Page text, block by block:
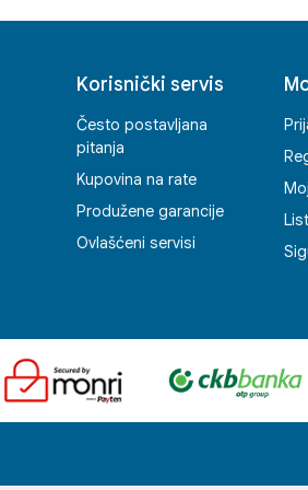
Korisnički servis
Često postavljana
pitanja
Kupovina na rate
Produžene garancije
Ovlašćeni servisi